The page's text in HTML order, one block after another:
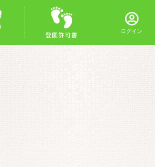
登園許可書
ログイン